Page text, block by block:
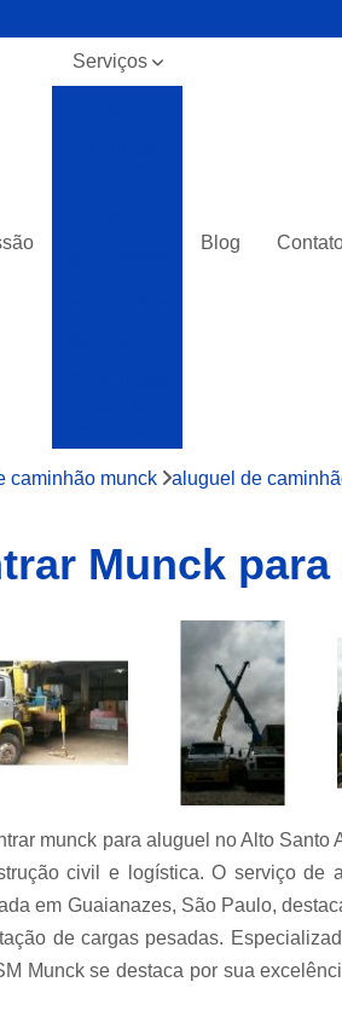
Serviços
Caminhões
muncks
Empresa
de
Empresas
de
transportes
de
containers
de carga
Locação de
Locação de
munck
Blog
caminhão munck aluguel de
Munck
munck para aluguel no Alto Santo
civil e logística. O serviço de
em Guaianazes, São Paulo,
de cargas pesadas.
Munck se destaca por sua